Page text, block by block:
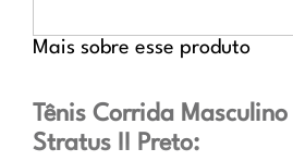
Mais sobre esse produto
Tênis Corrida
Stratus II Preto: